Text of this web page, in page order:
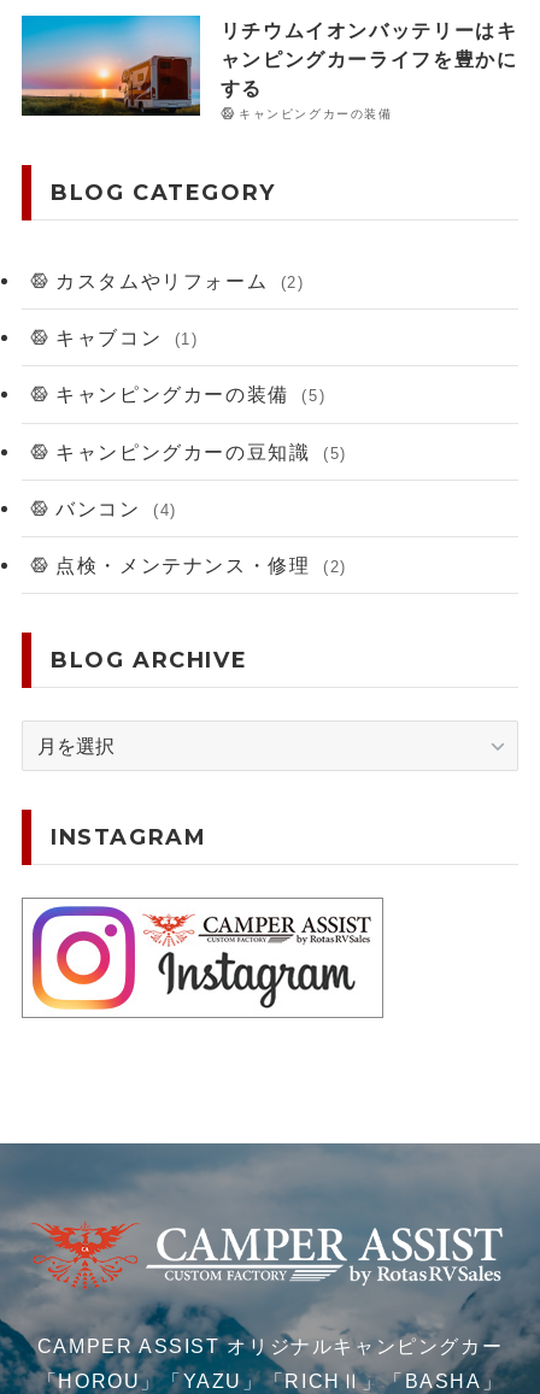
リチウムイオンバッテリーはキ
ャンピングカーライフを豊かに
する
キャンピングカーの装備
BLOG CATEGORY
カスタムやリフォーム (2)
キャブコン (1)
キャンピングカーの装備 (5)
キャンピングカーの豆知識 (5)
バンコン (4)
点検・メンテナンス・修理 (2)
BLOG ARCHIVE
BLOG
ARCHIVE
INSTAGRAM
CAMPER ASSIST オリジナルキャンピングカー
「HOROU」「YAZU」「RICHⅡ」「BASHA」